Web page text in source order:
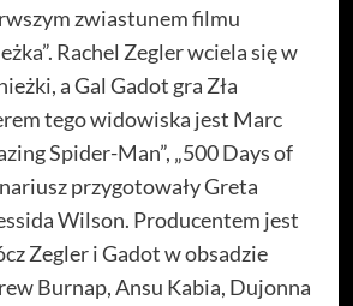
zwiastunem filmu
Rachel Zegler wciela się w
a Gal Gadot gra Zła
tego widowiska jest Marc
Spider-Man”, „500 Days of
przygotowały Greta
Wilson. Producentem jest
Zegler i Gadot w obsadzie
Burnap, Ansu Kabia, Dujonna